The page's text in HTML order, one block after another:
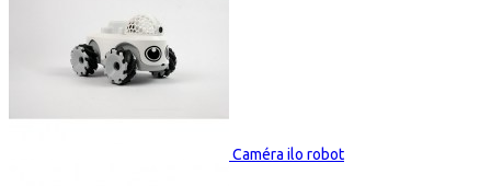
Caméra ilo robot